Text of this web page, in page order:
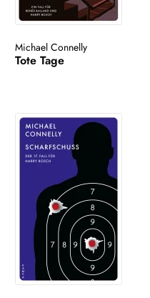
Michael Connelly
Tote Tage